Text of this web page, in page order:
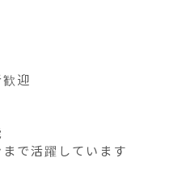
迎
で活躍しています